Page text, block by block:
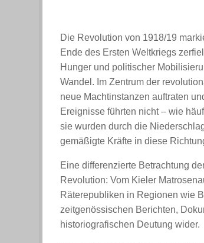
Die Revolution von 1918/19
Ende des Ersten Weltkriegs
Hunger und politischer
Wandel. Im Zentrum der
neue Machtinstanzen auftraten
Ereignisse führten nicht – wie
sie wurden durch die
gemäßigte Kräfte in diese
Eine differenzierte Betrachtung
Revolution: Vom Kieler
Räterepubliken in Regionen wie
zeitgenössischen Berichten,
historiografischen Deutung wider.